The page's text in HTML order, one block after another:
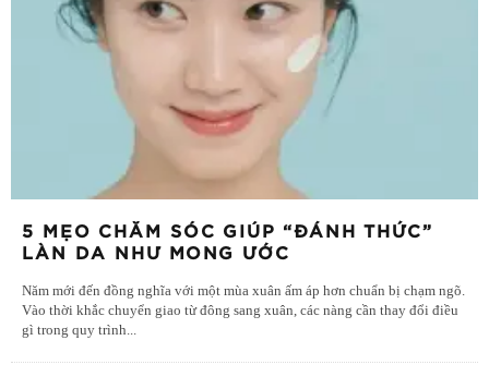
5 MẸO CHĂM SÓC GIÚP “ĐÁNH THỨC”
LÀN DA NHƯ MONG ƯỚC
Năm mới đến đồng nghĩa với một mùa xuân ấm áp hơn chuẩn bị chạm ngõ.
Vào thời khắc chuyển giao từ đông sang xuân, các nàng cần thay đổi điều
gì trong quy trình...